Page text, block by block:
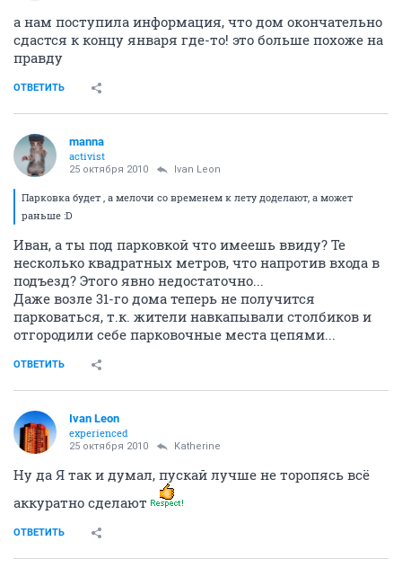
а нам поступила информация, что дом окончательно
сдастся к концу января где-то! это больше похоже на
правду
ОТВЕТИТЬ
manna
activist
25 октября 2010 Ivаn Lеon
Парковка будет , а мелочи со временем к лету доделают, а может
раньше :D
Иван, а ты под парковкой что имеешь ввиду? Те
несколько квадратных метров, что напротив входа в
подъезд? Этого явно недостаточно...
Даже возле 31-го дома теперь не получится
парковаться, т.к. жители навкапывали столбиков и
отгородили себе парковочные места цепями...
ОТВЕТИТЬ
Ivаn Lеon
experienced
25 октября 2010 Katherine
Ну да Я так и думал, пускай лучше не торопясь всё
аккуратно сделают
ОТВЕТИТЬ